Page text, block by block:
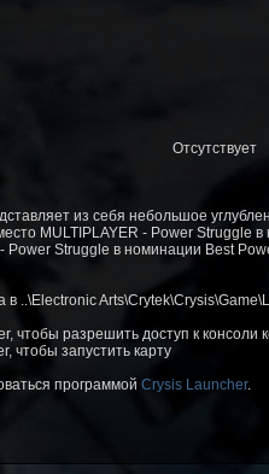
Отсутствует
из себя небольшое
MULTIPLAYER - Power Struggle
Struggle в номинации Best
в ..\Electronic
чтобы разрешить доступ к консоли
чтобы запустить карту
программой Crysis Launcher.